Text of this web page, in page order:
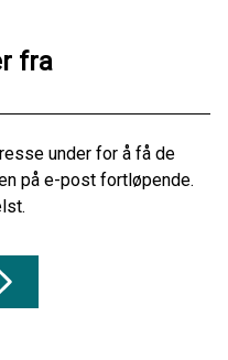
fra
under for å få de
på e-post fortløpende.